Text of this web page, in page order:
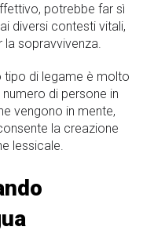
potrebbe far sì
diversi contesti vitali,
la sopravvivenza.
tipo di legame è molto
di persone in
vengono in mente,
la creazione
lessicale.